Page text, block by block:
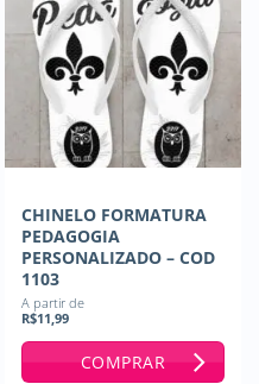
CHINELO FORMATURA
PEDAGOGIA
PERSONALIZADO – COD
1103
A partir de
R$11,99
COMPRAR